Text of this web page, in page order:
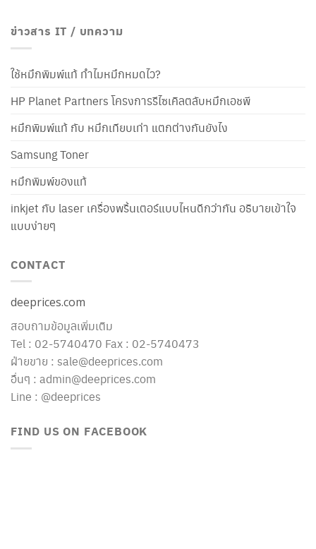
ข่าวสาร IT / บทความ
ใช้หมึกพิมพ์แท้ ทำไมหมึกหมดไว?
HP Planet Partners โครงการรีไซเคิลตลับหมึกเอชพี
หมึกพิมพ์แท้ กับ หมึกเทียบเท่า แตกต่างกันยังไง
Samsung Toner
หมึกพิมพ์ของแท้
inkjet กับ laser เครื่องพริ้นเตอร์แบบไหนดีกว่ากัน อธิบายเข้าใจ
แบบง่ายๆ
CONTACT
deeprices.com
สอบถามข้อมูลเพิ่มเติม
Tel : 02-5740470 Fax : 02-5740473
ฝ่ายขาย : sale@deeprices.com
อื่นๆ : admin@deeprices.com
Line : @deeprices
FIND US ON FACEBOOK